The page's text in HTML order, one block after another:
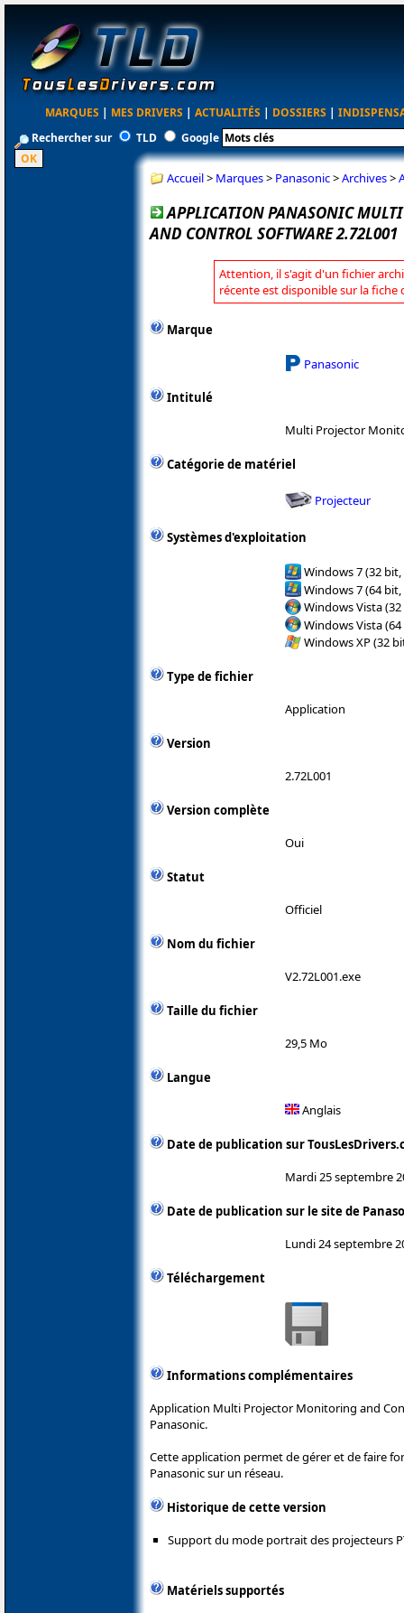
MARQUES | MES DRIVERS | ACTUALITÉS | DOSSIERS |
Rechercher sur
TLD Google
Accueil> Marques> Panasonic>Archives>
APPLICATION PANASONIC
AND CONTROL SOFTWARE 2.72L001
Attention, il s'agit d'un fichier
récente est disponible sur la fiche
Marque
Panasonic
Intitulé
Multi Projector
Catégorie de matériel
Projecteur
Systèmes d'exploitation
Windows 7 (32 bit,
Windows 7 (64 bit,
Windows Vista
Windows Vista
Windows XP (32
Type de fichier
Application
Version
2.72L001
Version complète
Oui
Statut
Officiel
Nom du fichier
V2.72L001.exe
Taille du fichier
29,5 Mo
Langue
Anglais
Date de publication sur
Mardi 25 septembre
Date de publication sur le site de
Lundi 24 septembre
Téléchargement
Informations complémentaires
Application Multi Projector Monitoring and
Panasonic.
Cette application permet de gérer et de faire
Panasonic sur un réseau.
Historique de cette version
Support du mode portrait des projecteurs
Matériels supportés